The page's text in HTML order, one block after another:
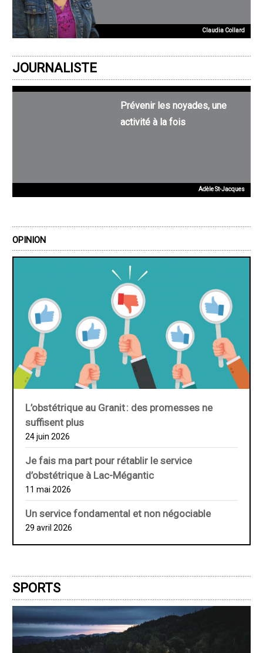
Claudia Collard
JOURNALISTE
Prévenir les noyades, une
activité à la fois
Adèle St-Jacques
OPINION
L’obstétrique au ­Granit : des promesses ne
suffisent plus
24 juin 2026
Je fais ma part pour rétablir le service
d’obstétrique à Lac-Mégantic
11 mai 2026
Un service fondamental et non négociable
29 avril 2026
SPORTS